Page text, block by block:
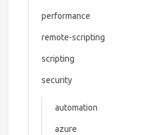
performance
remote-scripting
scripting
security
automation
azure